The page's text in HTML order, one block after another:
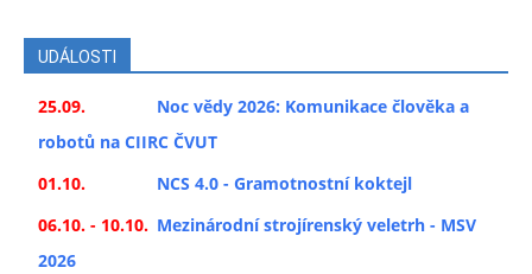
UDÁLOSTI
25.09.
Noc vědy 2026: Komunikace člověka a
robotů na CIIRC ČVUT
01.10.
NCS 4.0 - Gramotnostní koktejl
06.10. - 10.10. Mezinárodní strojírenský veletrh - MSV
2026